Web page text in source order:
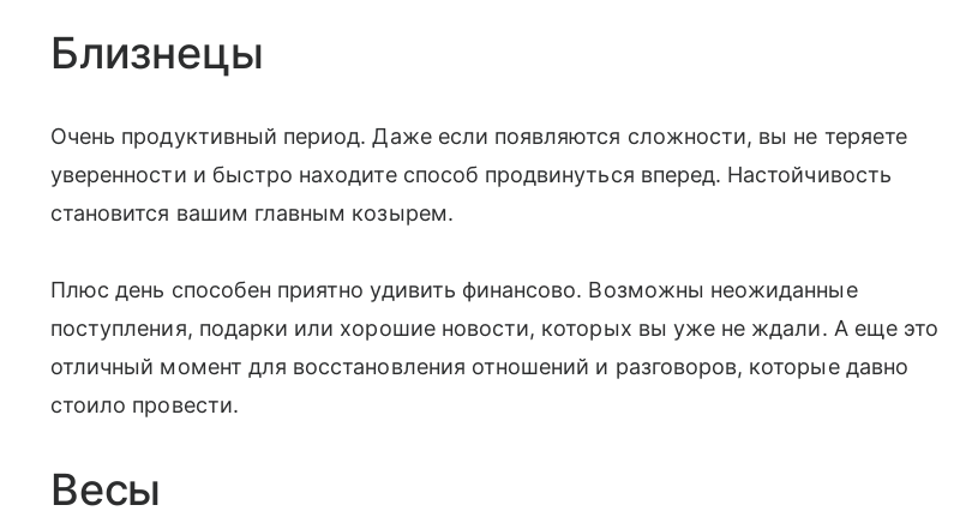
Близнецы
Очень продуктивный период. Даже если появляются сложности, вы не теряете
уверенности и быстро находите способ продвинуться вперед. Настойчивость
становится вашим главным козырем.
Плюс день способен приятно удивить финансово. Возможны неожиданные
поступления, подарки или хорошие новости, которых вы уже не ждали. А еще это
отличный момент для восстановления отношений и разговоров, которые давно
стоило провести.
Весы